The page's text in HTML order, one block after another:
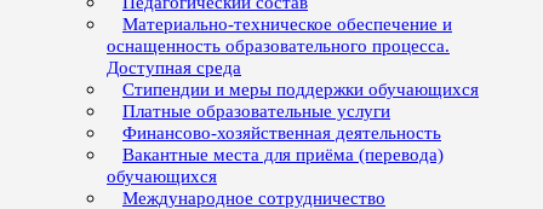
Материально-техническое обеспечение и
оснащенность образовательного процесса.
Доступная среда
Стипендии и меры поддержки обучающихся
Платные образовательные услуги
Финансово-хозяйственная деятельность
Вакантные места для приёма (перевода)
обучающихся
Международное сотрудничество